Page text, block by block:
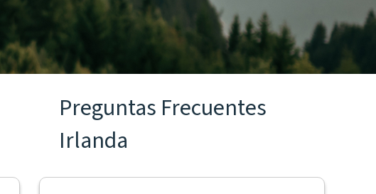
Preguntas Frecuentes
Irlanda